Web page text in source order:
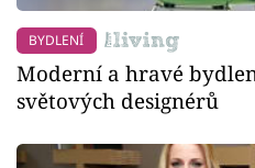
BYDLENÍ
Moderní a hravé
světových designérů